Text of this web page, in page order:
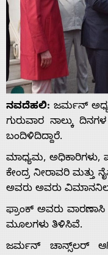
ನವದೆಹಲಿ: ಜರ್ಮನ್
ಗುರುವಾರ ನಾಲ್ಕು
ಬಂದಿಳಿದಿದ್ದಾರೆ.
ಮಾಧ್ಯಮ, ಅಧಿಕಾರಿಗಳು,
ಕೇಂದ್ರ ನೀರಾವರಿ
ಅವರು ಅವರು
ಫ್ರಾಂಕ್ ಅವರು ವಾರಣಾಸಿ
ಮೂಲಗಳು ತಿಳಿಸಿವೆ.
ಜರ್ಮನ್ ಚಾನ್ಸ್‌ಲರ್